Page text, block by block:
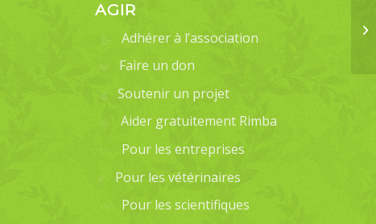
AGIR
Adhérer à l’association
Faire un don
Soutenir un projet
Aider gratuitement Rimba
Pour les entreprises
Pour les vétérinaires
Pour les scientifiques